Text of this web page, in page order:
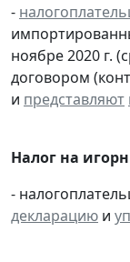
-
ноябре 2020 г.
договором
и представляют
Налог на
-
декларацию и